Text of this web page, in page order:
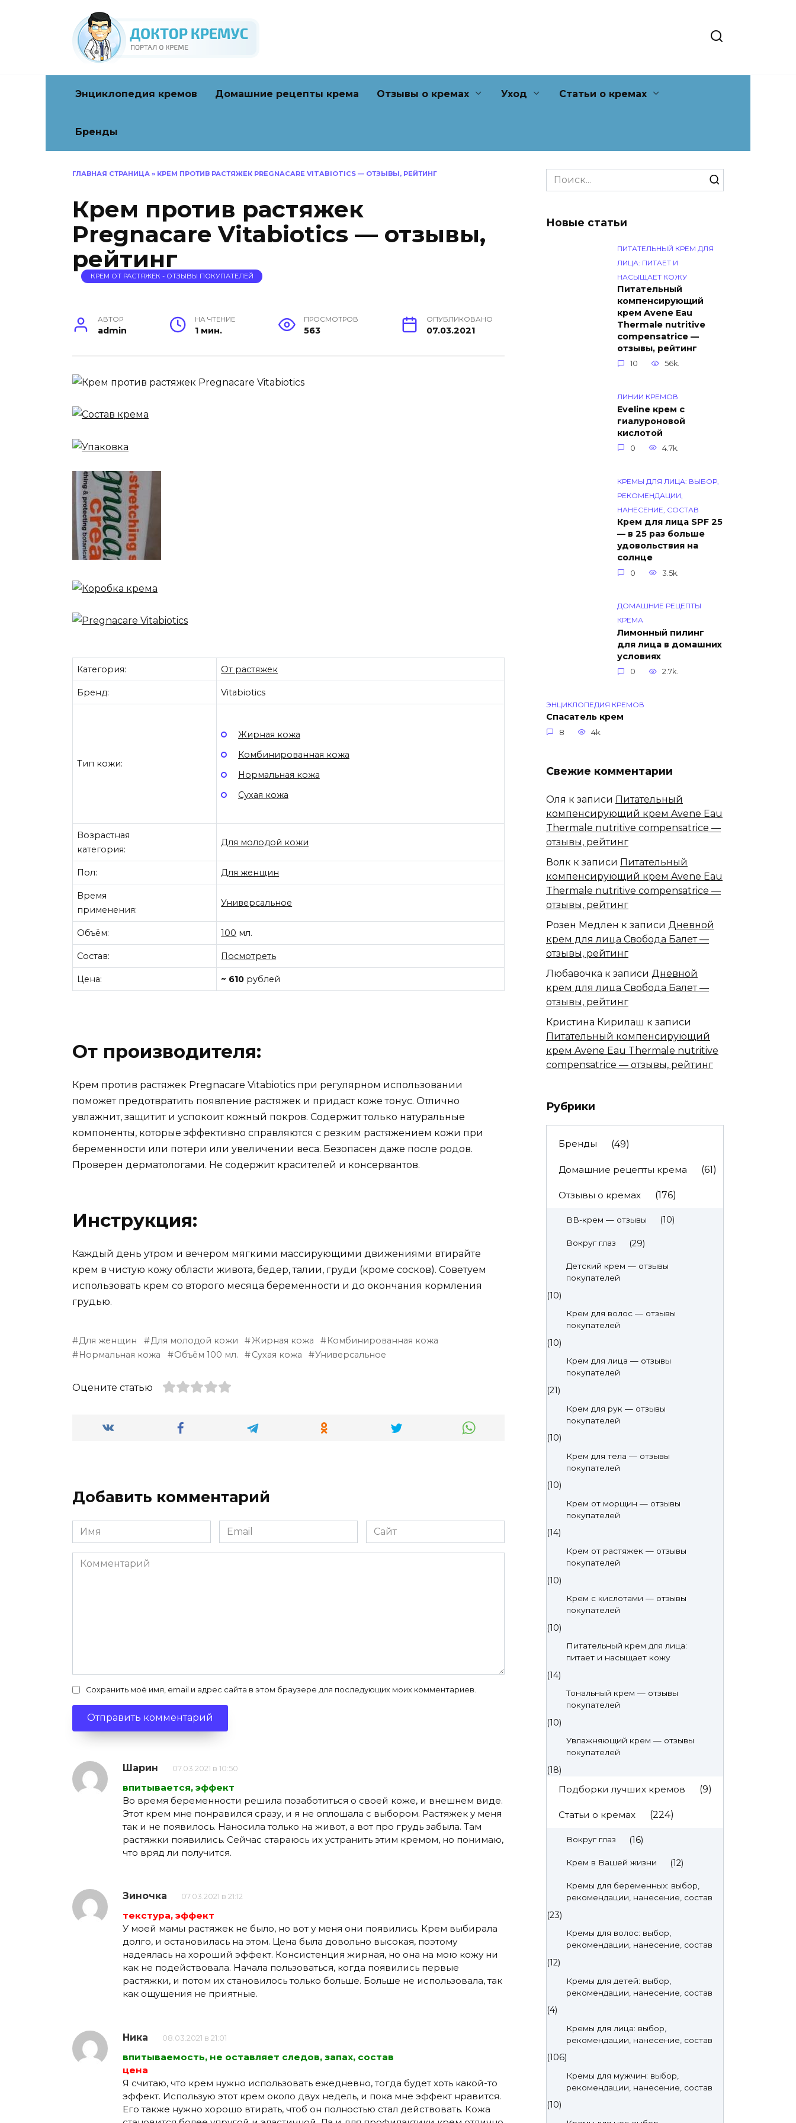
Энциклопедия кремов Домашние рецепты крема Отзывы о кремах Уход Статьи о кремах
Бренды
ГЛАВНАЯ СТРАНИЦА » КРЕМ ПРОТИВ РАСТЯЖЕК PREGNACARE VITABIOTICS — ОТЗЫВЫ, РЕЙТИНГ
Крем против растяжек
Pregnacare Vitabiotics — отзывы,
рейтинг
КРЕМ ОТ РАСТЯЖЕК - ОТЗЫВЫ ПОКУПАТЕЛЕЙ
АВТОР
admin
НА ЧТЕНИЕ
1 мин.
ПРОСМОТРОВ
563
ОПУБЛИКОВАНО
07.03.2021
Категория: От растяжек
Бренд: Vitabiotics
Тип кожи:
Жирная кожа
Комбинированная кожа
Нормальная кожа
Сухая кожа
Возрастная
категория:
Для молодой кожи
Пол: Для женщин
Время
применения:
Универсальное
Объём: 100 мл.
Состав: Посмотреть
Цена: ~ 610 рублей
От производителя:
Крем против растяжек Pregnacare Vitabiotics при регулярном использовании
поможет предотвратить появление растяжек и придаст коже тонус. Отлично
увлажнит, защитит и успокоит кожный покров. Содержит только натуральные
компоненты, которые эффективно справляются с резким растяжением кожи при
беременности или потери или увеличении веса. Безопасен даже после родов.
Проверен дерматологами. Не содержит красителей и консервантов.
Инструкция:
Каждый день утром и вечером мягкими массирующими движениями втирайте
крем в чистую кожу области живота, бедер, талии, груди (кроме сосков). Советуем
использовать крем со второго месяца беременности и до окончания кормления
грудью.
Для женщин Для молодой кожи Жирная кожа
Комбинированная кожа
Нормальная кожа
Объём 100 мл. Сухая кожа Универсальное
Оцените статью
Добавить комментарий
Имя
*
Email
*
Сайт
Комментарий
Сохранить моё имя, email и адрес сайта в этом браузере для последующих моих комментариев.
Шарин 07.03.2021 в 10:50
впитывается, эффект
Во время беременности решила позаботиться о своей коже, и внешнем виде.
Этот крем мне понравился сразу, и я не оплошала с выбором. Растяжек у меня
так и не появилось. Наносила только на живот, а вот про грудь забыла. Там
растяжки появились. Сейчас стараюсь их устранить этим кремом, но понимаю,
что вряд ли получится.
Зиночка 07.03.2021 в 21:12
текстура, эффект
У моей мамы растяжек не было, но вот у меня они появились. Крем выбирала
долго, и остановилась на этом. Цена была довольно высокая, поэтому
надеялась на хороший эффект. Консистенция жирная, но она на мою кожу ни
как не подействовала. Начала пользоваться, когда появились первые
растяжки, и потом их становилось только больше. Больше не использовала, так
как ощущения не приятные.
Ника 08.03.2021 в 21:01
впитываемость, не оставляет следов, запах, состав
цена
Я считаю, что крем нужно использовать ежедневно, тогда будет хоть какой-то
эффект. Использую этот крем около двух недель, и пока мне эффект нравится.
Его также нужно хорошо втирать, чтоб он полностью стал действовать. Кожа
Search
for:
Новые статьи
ПИТАТЕЛЬНЫЙ КРЕМ ДЛЯ
ЛИЦА: ПИТАЕТ И
НАСЫЩАЕТ КОЖУ
Питательный
компенсирующий
крем Avene Eau
Thermale nutritive
compensatrice —
отзывы, рейтинг
10 56k.
ЛИНИИ КРЕМОВ
Eveline крем с
гиалуроновой
кислотой
0 4.7k.
КРЕМЫ ДЛЯ ЛИЦА: ВЫБОР,
РЕКОМЕНДАЦИИ,
НАНЕСЕНИЕ, СОСТАВ
Крем для лица SPF 25
— в 25 раз больше
удовольствия на
солнце
0 3.5k.
ДОМАШНИЕ РЕЦЕПТЫ
КРЕМА
Лимонный пилинг
для лица в домашних
условиях
0 2.7k.
ЭНЦИКЛОПЕДИЯ КРЕМОВ
Спасатель крем
8 4k.
Свежие комментарии
Оля к записи Питательный
компенсирующий крем Avene Eau
Thermale nutritive compensatrice —
отзывы, рейтинг
Волк к записи Питательный
компенсирующий крем Avene Eau
Thermale nutritive compensatrice —
отзывы, рейтинг
Розен Медлен к записи Дневной
крем для лица Свобода Балет —
отзывы, рейтинг
Любавочка к записи Дневной
крем для лица Свобода Балет —
отзывы, рейтинг
Кристина Кирилаш к записи
Питательный компенсирующий
крем Avene Eau Thermale nutritive
compensatrice — отзывы, рейтинг
Рубрики
Бренды (49)
Домашние рецепты крема (61)
Отзывы о кремах (176)
BB-крем — отзывы (10)
Вокруг глаз (29)
Детский крем — отзывы
покупателей
(10)
Крем для волос — отзывы
покупателей
(10)
Крем для лица — отзывы
покупателей
(21)
Крем для рук — отзывы
покупателей
(10)
Крем для тела — отзывы
покупателей
(10)
Крем от морщин — отзывы
покупателей
(14)
Крем от растяжек — отзывы
покупателей
(10)
Крем с кислотами — отзывы
покупателей
(10)
Питательный крем для лица:
питает и насыщает кожу
(14)
Тональный крем — отзывы
покупателей
(10)
Увлажняющий крем — отзывы
покупателей
(18)
Подборки лучших кремов (9)
Статьи о кремах (224)
Вокруг глаз (16)
Крем в Вашей жизни (12)
Кремы для беременных: выбор,
рекомендации, нанесение, состав
(23)
Кремы для волос: выбор,
рекомендации, нанесение, состав
(12)
Кремы для детей: выбор,
рекомендации, нанесение, состав
(4)
Кремы для лица: выбор,
рекомендации, нанесение, состав
(106)
Кремы для мужчин: выбор,
рекомендации, нанесение, состав
(10)